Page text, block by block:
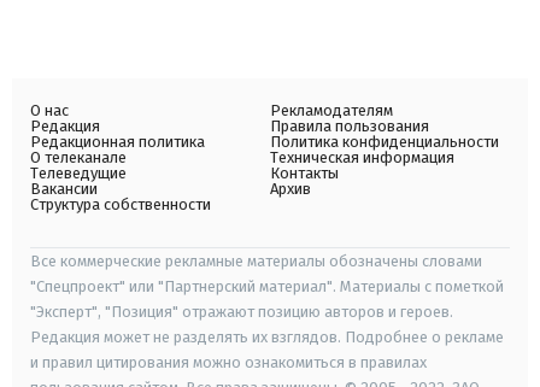
О нас
Редакция
Редакционная политика
О телеканале
Телеведущие
Вакансии
Структура собственности
Рекламодателям
Правила пользования
Политика конфиденциальности
Техническая информация
Контакты
Архив
Все коммерческие рекламные материалы обозначены словами
"Спецпроект" или "Партнерский материал". Материалы с пометкой
"Эксперт", "Позиция" отражают позицию авторов и героев.
Редакция может не разделять их взглядов. Подробнее о рекламе
и правил цитирования можно ознакомиться в правилах